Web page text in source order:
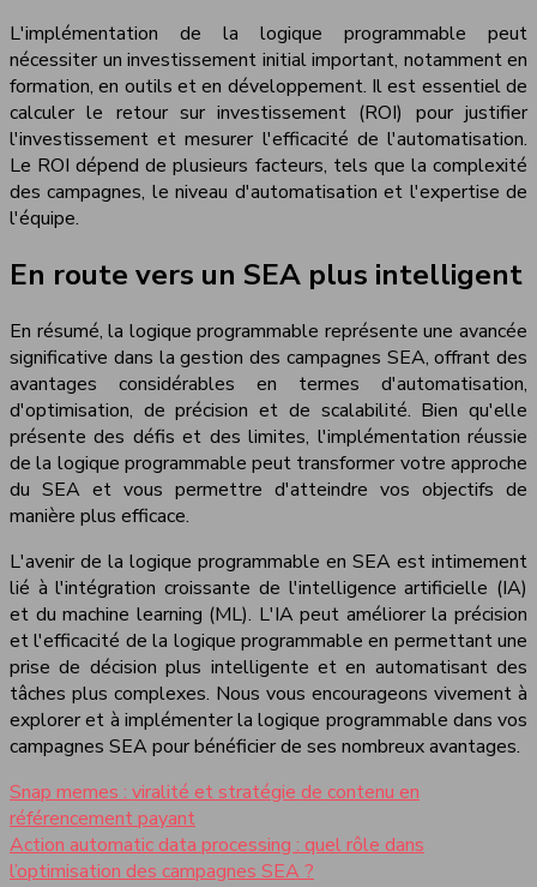
L'implémentation de la logique programmable peut
nécessiter un investissement initial important, notamment en
formation, en outils et en développement. Il est essentiel de
calculer le retour sur investissement (ROI) pour justifier
l'investissement et mesurer l'efficacité de l'automatisation.
Le ROI dépend de plusieurs facteurs, tels que la complexité
des campagnes, le niveau d'automatisation et l'expertise de
l'équipe.
En route vers un SEA plus intelligent
En résumé, la logique programmable représente une avancée
significative dans la gestion des campagnes SEA, offrant des
avantages considérables en termes d'automatisation,
d'optimisation, de précision et de scalabilité. Bien qu'elle
présente des défis et des limites, l'implémentation réussie
de la logique programmable peut transformer votre approche
du SEA et vous permettre d'atteindre vos objectifs de
manière plus efficace.
L'avenir de la logique programmable en SEA est intimement
lié à l'intégration croissante de l'intelligence artificielle (IA)
et du machine learning (ML). L'IA peut améliorer la précision
et l'efficacité de la logique programmable en permettant une
prise de décision plus intelligente et en automatisant des
tâches plus complexes. Nous vous encourageons vivement à
explorer et à implémenter la logique programmable dans vos
campagnes SEA pour bénéficier de ses nombreux avantages.
Snap memes : viralité et stratégie de contenu en
référencement payant
Action automatic data processing : quel rôle dans
l’optimisation des campagnes SEA ?